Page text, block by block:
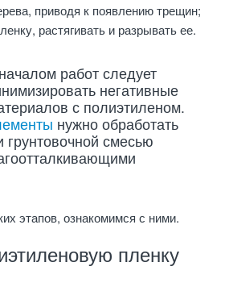
приводя к появлению трещин;
растягивать и разрывать ее.
работ следует
негативные
с полиэтиленом.
нужно обработать
грунтовочной смесью
этапов, ознакомимся с ними.
пленку